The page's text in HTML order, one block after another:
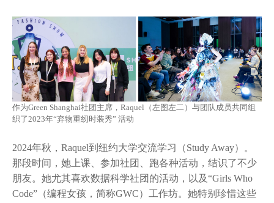
作为Green Shanghai社团主席，Raquel（左图左二）与团队成员共同组
织了2023年“弃物重纫时装秀” 活动
2024年秋，Raquel到纽约大学交流学习（Study Away）。
那段时间，她上课、参加社团、跑各种活动，结识了不少
朋友。她尤其喜欢数据科学社团的活动，以及“Girls Who
Code”（编程女孩，简称GWC）工作坊。她特别珍惜这些